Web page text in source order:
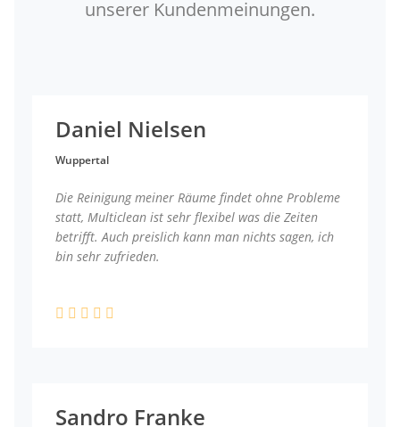
unserer Kundenmeinungen.
Daniel Nielsen
Wuppertal
Die Reinigung meiner Räume findet ohne Probleme
statt, Multiclean ist sehr flexibel was die Zeiten
betrifft. Auch preislich kann man nichts sagen, ich
bin sehr zufrieden.
Sandro Franke